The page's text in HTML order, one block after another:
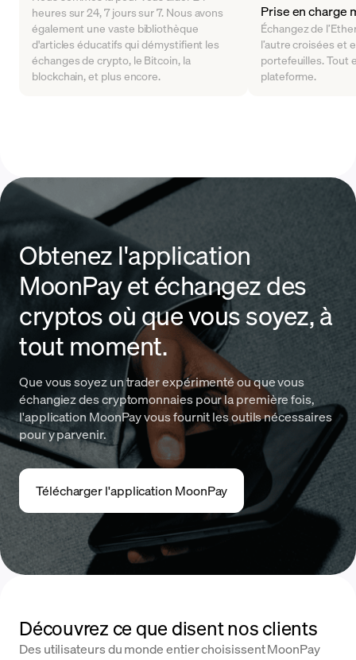
heures sur 24, 7 jours sur 7. Nous avons
également une vaste bibliothèque
d'articles éducatifs qui démystifient les
échanges de crypto, le Bitcoin, la
blockchain, et plus encore.
Prise en charge
Échangez de
l’autre croisées et
portefeuilles. Tout
plateforme.
Obtenez l'application
MoonPay et échangez des
cryptos où que vous soyez, à
tout moment.
Que vous soyez un trader expérimenté ou que vous
échangiez des cryptomonnaies pour la première fois,
l'application MoonPay vous fournit les outils nécessaires
pour y parvenir.
Télécharger l'application MoonPay
Découvrez ce que disent nos clients
Des utilisateurs du monde entier choisissent MoonPay